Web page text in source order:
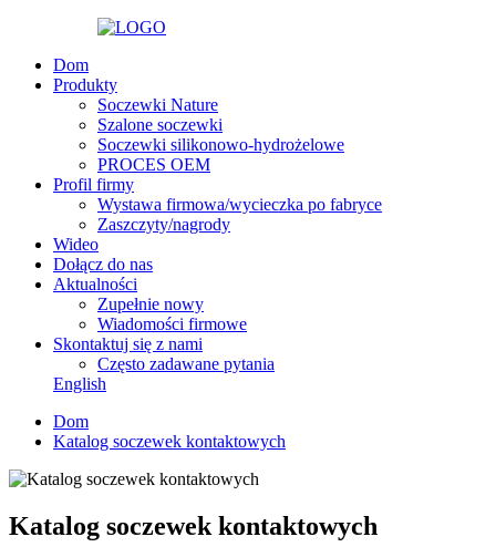
Dom
Produkty
Soczewki Nature
Szalone soczewki
Soczewki silikonowo-hydrożelowe
PROCES OEM
Profil firmy
Wystawa firmowa/wycieczka po fabryce
Zaszczyty/nagrody
Wideo
Dołącz do nas
Aktualności
Zupełnie nowy
Wiadomości firmowe
Skontaktuj się z nami
Często zadawane pytania
English
Dom
Katalog soczewek kontaktowych
Katalog soczewek kontaktowych